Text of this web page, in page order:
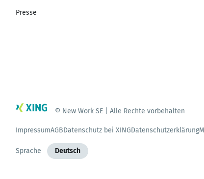
Presse
© New Work SE | Alle Rechte vorbehalten
ImpressumAGBDatenschutz bei XINGDatenschutzerklärung
Sprache Deutsch